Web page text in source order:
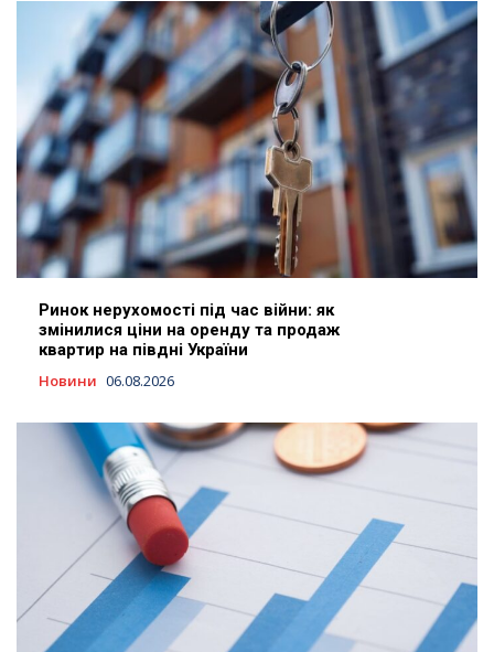
Ринок нерухомості під час війни: як
змінилися ціни на оренду та продаж
квартир на півдні України
Новини 06.08.2026